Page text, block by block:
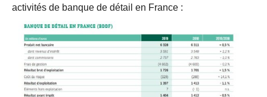
activités de banque de détail en France :